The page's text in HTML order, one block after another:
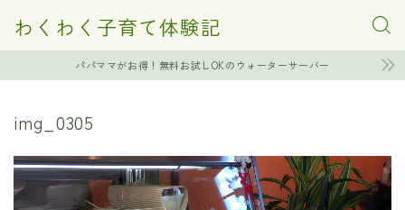
わくわく子育て体験記
パパママがお得！無料お試しOKのウォーターサーバー
img_0305